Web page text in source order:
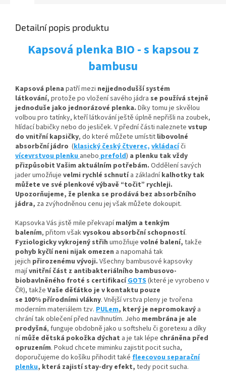
Detailní popis produktu
Kapsová plenka BIO - s kapsou z
bambusu
Kapsová plena patří mezi nejjednodušší systém
látkování, protože po vložení savého jádra se používá stejně
jednoduše jako jednorázové plenka. Díky tomu je skvělou
volbou pro tatínky, kteří látkování ještě úplně nepřišli na zoubek,
hlídací babičky nebo do jesliček. V přední části naleznete vstup
do vnitřní kapsičky, do které můžete umístit libovolné
absorbčníjádro (klasický český čtverec, vkládacíči
vícevrstvou plenkuaneboprefold) a plenku tak vždy
přizpůsobit Vašim aktuálním potřebám. Oddělení savých
jader umožňuje velmi rychlé schnutía základníkalhotky tak
můžete ve své plenkové výbavě “točit” rychleji.
Upozorňujeme, že plenka se prodává bez absorbčního
jádra, za zvýhodněnou cenu jej však můžete dokoupit.
Kapsovka Vás jistě mile překvapímalým a tenkým
balením, přitom všakvysokou absorbční schopností.
Fyziologicky vykrojený střih umožňuje volné balení, takže
pohyb kyčlí neni nijak omezen a napomahá tak
jejich přirozenému vývoji. Všechny bambusové kapsovky
majívnitřní část z antibakteriálního bambusovo-
biobavlněného froté s certifikacíGOTS(které je vyrobeno v
ČR), takže Vaše děťátko je v kontaktu pouze
se 100% přírodními vlákny. Vnější vrstva pleny je tvořena
moderním materiálem tzv. PULem, který je nepromokavý a
chrání tak oblečení před navlhnutím. Jeho membrána je ale
prodyšná, funguje obdobně jako u softshelu či goretexu a díky
nímůže dětská pokožka dýchat a je tak lépe chráněna před
opruzením. Pokud chcete miminku zajistit pocit sucha,
doporučujeme do košíku přihodit také fleecovou separační
plenku, která zajistí stay-dry efekt, tedy pocit sucha.